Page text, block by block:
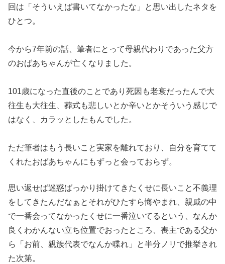
回は「そ ういえば書いてなかったな」と思い出したネタを
ひとつ。
今から7年前の話、筆者にとって母親代わりであった父方
のおばあちゃんが亡くなりました。
101歳になった直後のことであり死因も老衰だったんで大
往生も大往生、葬式も悲しいとか辛いとかそういう感じで
はなく、カラッ としたもんでした。
ただ筆者はもう長いこと実家を離れており、自分を育てて
くれたおばあちゃんにもずっと会っておらず。
思い返せば迷惑ばっかり掛けてきたくせに長いこと不義理
をしてきたんだなぁとそれがひたすら悔やまれ、親戚の中
で一番会ってなかったくせに一番泣いてるとい う、なんか
良くわかんない立ち位置でおったところ、喪主である父か
ら「お前、親族代表でなんか喋れ」と半分ノリで推挙され
た次第。